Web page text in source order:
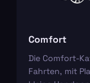
Comfort
Die Comfort-
Fahrten, mit